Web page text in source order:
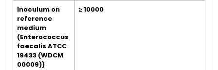
Inoculum on
reference
medium
(Enterococcus
faecalis ATCC
19433 (WDCM
00009))
≥ 10000